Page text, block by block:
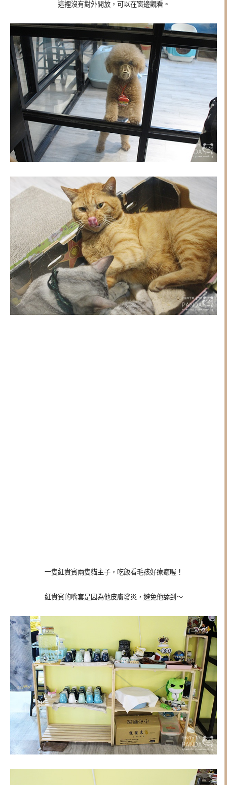
這裡沒有對外開放，可以在窗邊觀看。
一隻紅貴賓兩隻貓主子，吃飯看毛孩好療癒喔！
紅貴賓的嘴套是因為他皮膚發炎，避免他舔到～